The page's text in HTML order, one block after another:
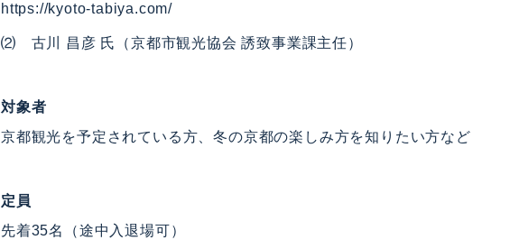
https://kyoto-tabiya.com/
⑵ 古川 昌彦 氏（京都市観光協会 誘致事業課主任）
対象者
京都観光を予定されている方、冬の京都の楽しみ方を知りたい方など
定員
先着35名（途中入退場可）